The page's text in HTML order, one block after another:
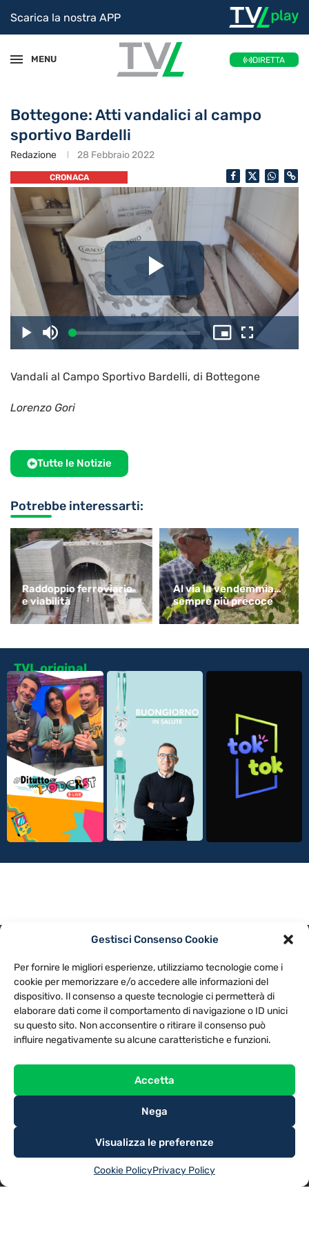
Gestisci Consenso Cookie
Per fornire le migliori esperienze, utilizziamo tecnologie come i
cookie per memorizzare e/o accedere alle informazioni del
dispositivo. Il consenso a queste tecnologie ci permetterà di
elaborare dati come il comportamento di navigazione o ID unici
su questo sito. Non acconsentire o ritirare il consenso può
influire negativamente su alcune caratteristiche e funzioni.
Accetta
Nega
Visualizza le preferenze
Cookie PolicyPrivacy Policy
Scarica la nostra APP
MENU DIRETTA
Bottegone: Atti vandalici al campo
sportivo Bardelli
Redazione 28 Febbraio 2022
CRONACA
il
video
PlayDisattiva
l’audio
Caricato:
3.29%
Picture-
in-
Schermo
intero
Vandali al Campo Sportivo Bardelli, di Bottegone
Lorenzo Gori
Tutte le Notizie
Potrebbe interessarti:
Raddoppio ferroviario
e viabilità
Al via la vendemmia…
sempre più precoce
TVL original
NOTE LEGALI
CONTATTACI PREFERENZE
TV LIBERA S.P.A.
Via Monteleonese 95/21 – 51100 Pistoia (PT)
Tel. 0573.9136 / Fax 0573.913615